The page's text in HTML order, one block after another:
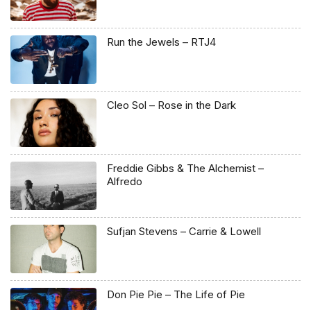
Run the Jewels – RTJ4
Cleo Sol – Rose in the Dark
Freddie Gibbs & The Alchemist –
Alfredo
Sufjan Stevens – Carrie & Lowell
Don Pie Pie – The Life of Pie